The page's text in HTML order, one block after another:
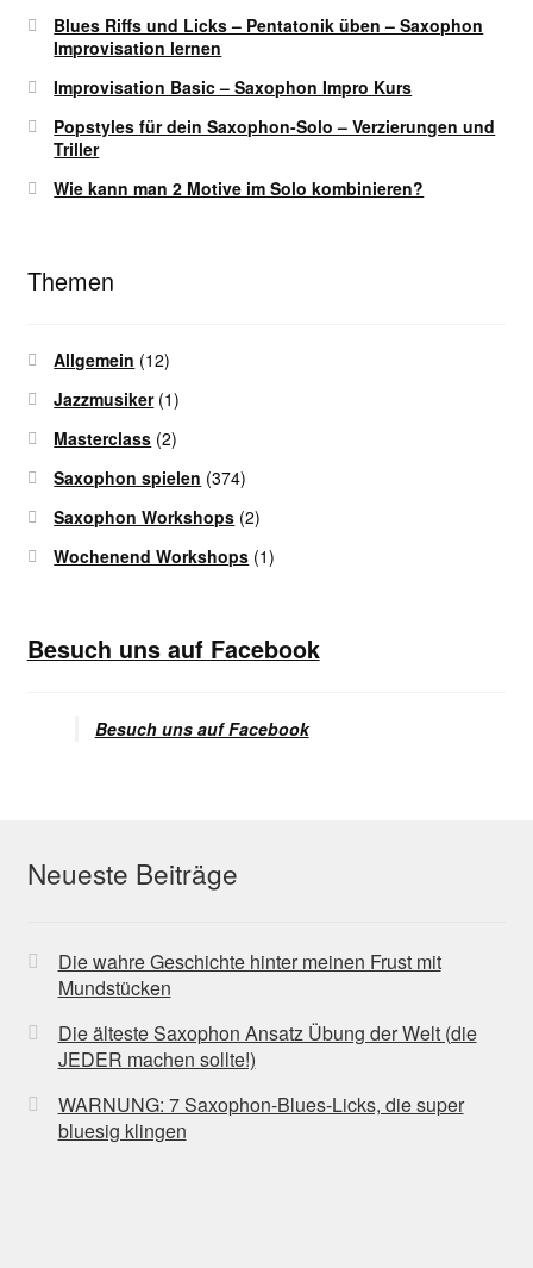
Blues Riffs und Licks – Pentatonik üben – Saxophon
Improvisation lernen
Improvisation Basic – Saxophon Impro Kurs
Popstyles für dein Saxophon-Solo – Verzierungen und
Triller
Wie kann man 2 Motive im Solo kombinieren?
Themen
Allgemein (12)
Jazzmusiker(1)
Masterclass (2)
Saxophon spielen (374)
Saxophon Workshops (2)
Wochenend Workshops (1)
Besuch uns auf Facebook
Besuch uns auf Facebook
Neueste Beiträge
Die wahre Geschichte hinter meinen Frust mit
Mundstücken
Die älteste Saxophon Ansatz Übung der Welt (die
JEDER machen sollte!)
WARNUNG: 7 Saxophon-Blues-Licks, die super
bluesig klingen